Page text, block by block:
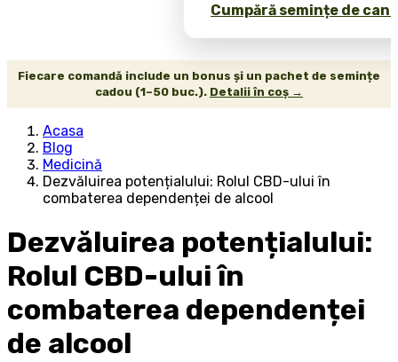
Cumpără semințe de
Fiecare comandă include un bonus și un pachet de semințe
cadou (1–50 buc.). Detalii în coș →
Acasa
Blog
Medicină
Dezvăluirea potențialului: Rolul CBD-ului în
combaterea dependenței de alcool
Dezvăluirea potențialului:
Rolul CBD-ului în
combaterea dependenței
de alcool